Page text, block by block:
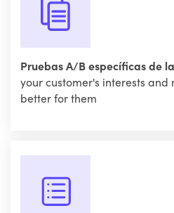
Pruebas A/B específicas de
your customer's interests and
better for them